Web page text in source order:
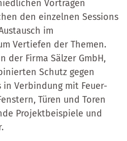
Vorträgen
den einzelnen Sessions
im
Vertiefen der Themen.
der Firma Sälzer GmbH,
Schutz gegen
in Verbindung mit Feuer-
Türen und Toren
Projektbeispiele und